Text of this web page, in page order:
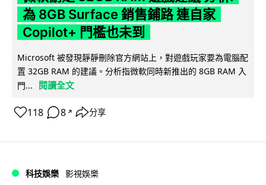
為 8GB Surface 銷售鋪路 連自家
Copilot+ 門檻也未到
Microsoft 被發現靜靜刪除官方網站上，對遊戲玩家要為電腦配
置 32GB RAM 的建議。分析指微軟同時新推出的 8GB RAM 入
門...
閱讀全文
118 8 ↗ 分享
科技娛樂 影視娛樂